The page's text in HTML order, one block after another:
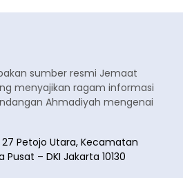
sumber resmi Jemaat
menyajikan ragam informasi
Ahmadiyah mengenai
27 Petojo Utara, Kecamatan
– DKI Jakarta 10130